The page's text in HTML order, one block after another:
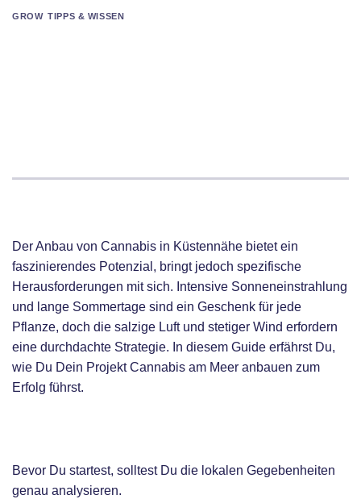
GROW,TIPPS & WISSEN
Der Anbau von Cannabis in Küstennähe bietet ein
faszinierendes Potenzial, bringt jedoch spezifische
Herausforderungen mit sich. Intensive Sonneneinstrahlung
und lange Sommertage sind ein Geschenk für jede
Pflanze, doch die salzige Luft und stetiger Wind erfordern
eine durchdachte Strategie. In diesem Guide erfährst Du,
wie Du Dein Projekt Cannabis am Meer anbauen zum
Erfolg führst.
Bevor Du startest, solltest Du die lokalen Gegebenheiten
genau analysieren.